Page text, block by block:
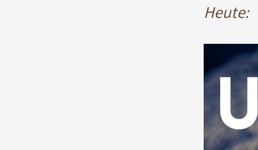
Heute: